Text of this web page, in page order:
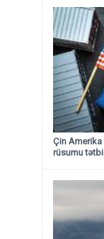
Çin
rüsumu